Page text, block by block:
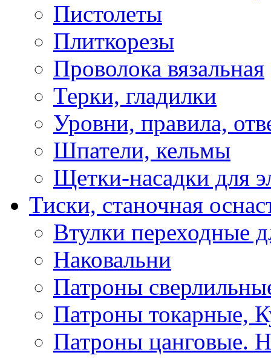
Пистолеты
Плиткорезы
Проволока вязальная
Терки, гладилки
Уровни, правила,
Шпатели, кельмы
Щетки-насадки для
Тиски, станочная
Втулки переходные
Наковальни
Патроны
Патроны токарные,
Патроны цанговые.